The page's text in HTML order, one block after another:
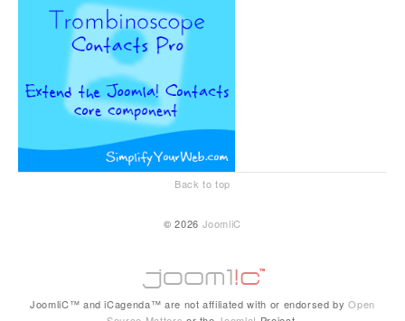
Back to top
© 2026 JoomliC
JoomliC™ and iCagenda™ are not affiliated with or endorsed byOpen